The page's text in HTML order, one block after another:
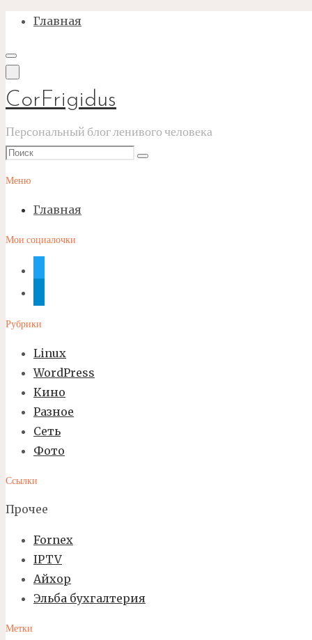
Перейти
содержимому
Главная
CorFrigidus
Персональный блог ленивого человека
Что
Поиск
Меню
Главная
Мои социалочки
Рубрики
Linux
WordPress
Кино
Разное
Сеть
Фото
Ссылки
Прочее
Fornex
IPTV
Айхор
Эльба бухгалтерия
Метки